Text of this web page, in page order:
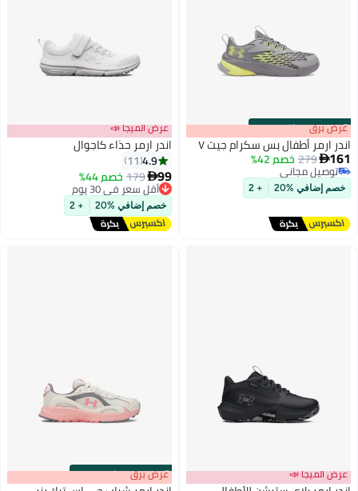
00m:00s
·باقي 100% عرض برق
اندر ارمر أطفال بس سكرام جيت ٧
161
279 خصم 42%
توصيل مجاني
توصيل مجاني
خصم إضافي %20 + 2
عرض الميجا 📣
اندر ارمر حذاء كاجوال
4.9
11
99
179 خصم 44%
أقل سعر في 30 يوم
توصيل مجاني
أقل سعر في 30 يوم
خصم إضافي %20 + 2
عرض الميجا 📣 00m:00s
·باقي 100% عرض برق